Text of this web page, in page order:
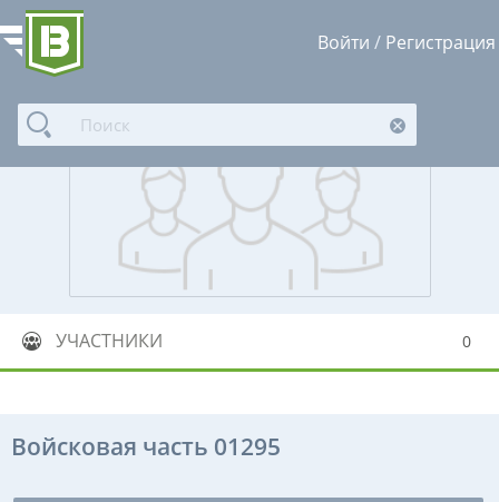
Войти / Регистрация
УЧАСТНИКИ 0
Войсковая часть 01295